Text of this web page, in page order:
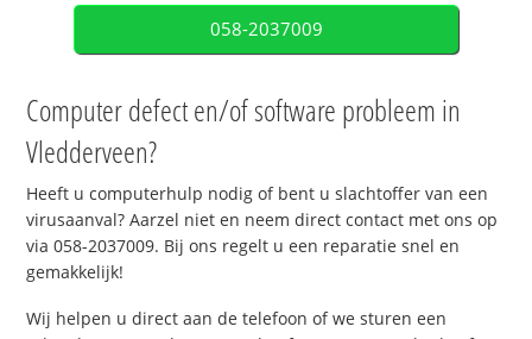
058-2037009
Computer defect en/of software probleem in
Vledderveen?
Heeft u computerhulp nodig of bent u slachtoffer van een
virusaanval? Aarzel niet en neem direct contact met ons op
via 058-2037009. Bij ons regelt u een reparatie snel en
gemakkelijk!
Wij helpen u direct aan de telefoon of we sturen een